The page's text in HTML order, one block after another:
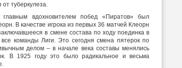
туберкулеза.
вдохновителем побед «Пиратов» был
В качестве игрока из первых 36 матчей Клеорн
в смене состава по ходу поединка в
команды Лиги. Это сегодня смена пятерок по
делом – в начале века составы менялись
В 1925 году это было радикальное и весьма